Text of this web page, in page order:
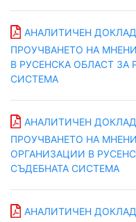
AНАЛИТИЧЕН
ПРОУЧВАНЕТО НА
В РУСЕНСКА ОБЛАСТ ЗА
СИСТЕМА
AНАЛИТИЧЕН
ПРОУЧВАНЕТО НА
ОРГАНИЗАЦИИ В
СЪДЕБНАТА СИСТЕМА
AНАЛИТИЧЕН